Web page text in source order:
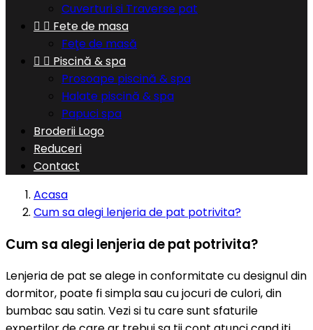
Cuverturi si Traverse pat
  Fete de masa
Feţe de masă
  Piscină & spa
Prosoape piscină & spa
Halate piscină & spa
Papuci spa
Broderii Logo
Reduceri
Contact
Acasa
Cum sa alegi lenjeria de pat potrivita?
Cum sa alegi lenjeria de pat potrivita?
Lenjeria de pat se alege in conformitate cu designul din
dormitor, poate fi simpla sau cu jocuri de culori, din
bumbac sau satin. Vezi si tu care sunt sfaturile